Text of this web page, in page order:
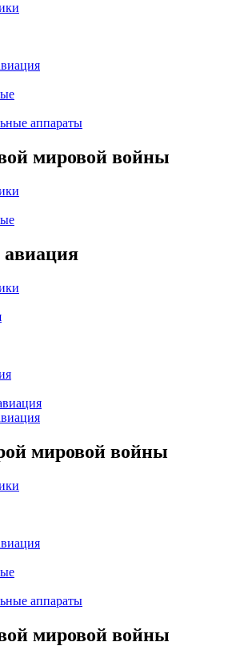
аппараты
мировой войны
мировой войны
аппараты
мировой войны